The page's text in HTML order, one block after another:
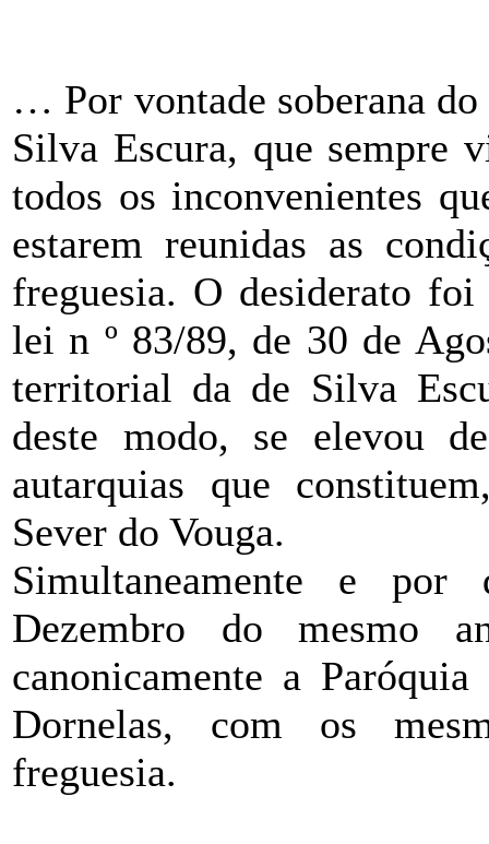
… Por vontade soberana
Silva Escura, que sempre
todos os inconvenientes
estarem reunidas as
freguesia. O desiderato
lei n º 83/89, de 30 de
territorial da de Silva
deste modo, se elevou
autarquias que
Sever do Vouga.
Simultaneamente e
Dezembro do mesmo
canonicamente a
Dornelas, com os
freguesia.